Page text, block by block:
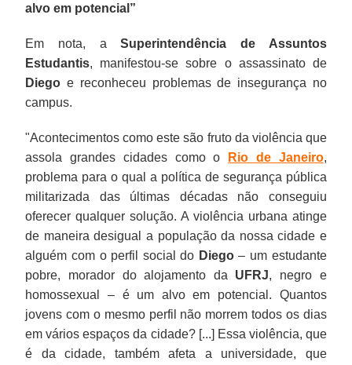
alvo em potencial”
Em nota, aSuperintendência de Assuntos
Estudantis, manifestou-se sobre o assassinato de
Diego e reconheceu problemas de insegurança no
campus.
"Acontecimentos como este são fruto da violência que
assola grandes cidades como o
Rio de Janeiro,
problema para o qual a política de segurança pública
militarizada das últimas décadas não conseguiu
oferecer qualquer solução. A violência urbana atinge
de maneira desigual a população da nossa cidade e
alguém com o perfil social do Diego– um estudante
pobre, morador do alojamento da UFRJ, negro e
homossexual – é um alvo em potencial. Quantos
jovens com o mesmo perfil não morrem todos os dias
em vários espaços da cidade? [...] Essa violência, que
é da cidade, também afeta a universidade, que